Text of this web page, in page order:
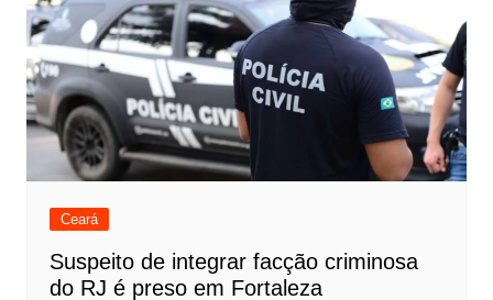
Ceará
Suspeito de integrar facção criminosa
do RJ é preso em Fortaleza